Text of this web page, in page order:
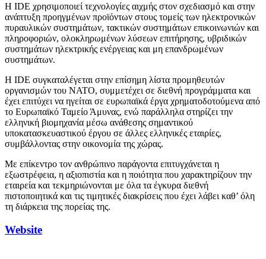
Η IDE χρησιμοποιεί τεχνολογίες αιχμής στον σχεδιασμό και στην
ανάπτυξη προηγμένων προϊόντων στους τομείς των ηλεκτρονικών
πυραυλικών συστημάτων, τακτικών συστημάτων επικοινωνιών και
πληροφοριών, ολοκληρωμένων λύσεων επιτήρησης, υβριδικών
συστημάτων ηλεκτρικής ενέργειας και μη επανδρωμένων
συστημάτων.
Η IDE συγκαταλέγεται στην επίσημη λίστα προμηθευτών
οργανισμών του NATO, συμμετέχει σε διεθνή προγράμματα και
έχει επιτύχει να ηγείται σε ευρωπαϊκά έργα χρηματοδοτούμενα από
το Ευρωπαϊκό Ταμείο Άμυνας, ενώ παράλληλα στηρίζει την
ελληνική βιομηχανία μέσω ανάθεσης σημαντικού
υποκατασκευαστικού έργου σε άλλες ελληνικές εταιρίες,
συμβάλλοντας στην οικονομία της χώρας.
Με επίκεντρο τον ανθρώπινο παράγοντα επιτυγχάνεται η
εξωστρέφεια, η αξιοπιστία και η ποιότητα που χαρακτηρίζουν την
εταιρεία και τεκμηριώνονται με όλα τα έγκυρα διεθνή
πιστοποιητικά και τις τιμητικές διακρίσεις που έχει λάβει καθ’ όλη
τη διάρκεια της πορείας της.
Website